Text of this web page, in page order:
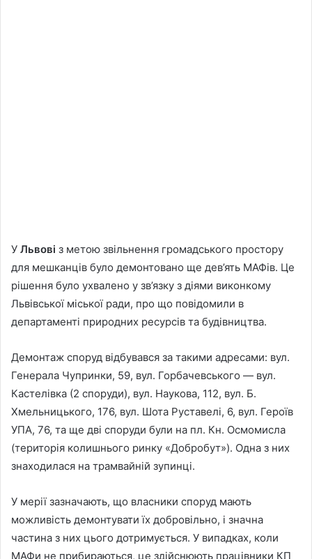
У Львові з метою звільнення громадського простору
для мешканців було демонтовано ще дев’ять МАФів. Це
рішення було ухвалено у зв’язку з діями виконкому
Львівської міської ради, про що повідомили в
департаменті природних ресурсів та будівництва.
Демонтаж споруд відбувався за такими адресами: вул.
Генерала Чупринки, 59, вул. Горбачевського — вул.
Кастелівка (2 споруди), вул. Наукова, 112, вул. Б.
Хмельницького, 176, вул. Шота Руставелі, 6, вул. Героїв
УПА, 76, та ще дві споруди були на пл. Кн. Осмомисла
(територія колишнього ринку «Добробут»). Одна з них
знаходилася на трамвайній зупинці.
У мерії зазначають, що власники споруд мають
можливість демонтувати їх добровільно, і значна
частина з них цього дотримується. У випадках, коли
МАФи не прибираються, це здійснюють працівники КП